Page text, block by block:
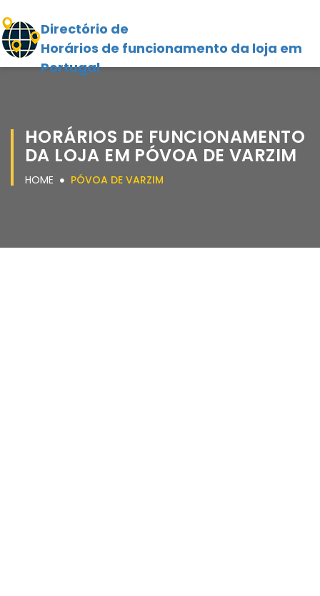
Directório de
Horários de funcionamento da loja em
Portugal
HORÁRIOS DE FUNCIONAMENTO
DA LOJA EM PÓVOA DE VARZIM
HOME PÓVOA DE VARZIM